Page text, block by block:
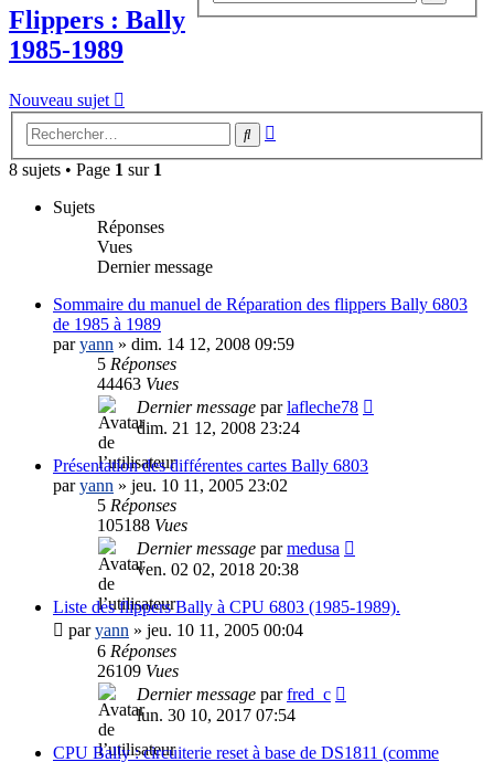
Flippers : Bally
1985-1989
Nouveau sujet
Rechercher
8 sujets • Page 1 sur 1
Sujets
Réponses
Vues
Dernier message
Sommaire du manuel de Réparation des flippers Bally 6803
de 1985 à 1989
paryann » dim. 14 12, 2008 09:59
5 Réponses
44463 Vues
Dernier message parlafleche78
dim. 21 12, 2008 23:24
Présentation des différentes cartes Bally 6803
paryann » jeu. 10 11, 2005 23:02
5 Réponses
105188 Vues
Dernier message parmedusa
ven. 02 02, 2018 20:38
Liste des flippers Bally à CPU 6803 (1985-1989).
paryann » jeu. 10 11, 2005 00:04
6 Réponses
26109 Vues
Dernier message parfred_c
lun. 30 10, 2017 07:54
CPU Bally : circuiterie reset à base de DS1811 (comme